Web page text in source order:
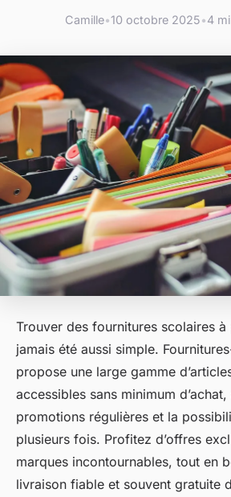
Camille•10 octobre 2025•4
Trouver des fournitures scolaires à
jamais été aussi simple.
propose une large gamme
accessibles sans minimum
promotions régulières et la
plusieurs fois. Profitez d’offres
marques incontournables, tout en
livraison fiable et souvent gratuite